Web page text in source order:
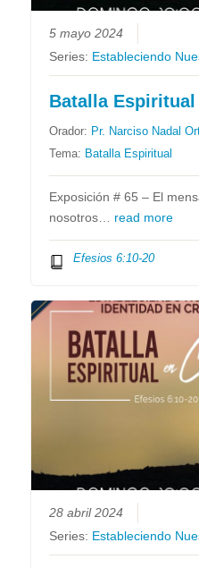
5 mayo 2024
Series: Estableciendo
Batalla Espiritual
Orador: Pr. Narciso Nadal
Tema: Batalla Espiritual
Exposición # 65 – El
nosotros… read more
Efesios 6:10-20
28 abril 2024
Series: Estableciendo